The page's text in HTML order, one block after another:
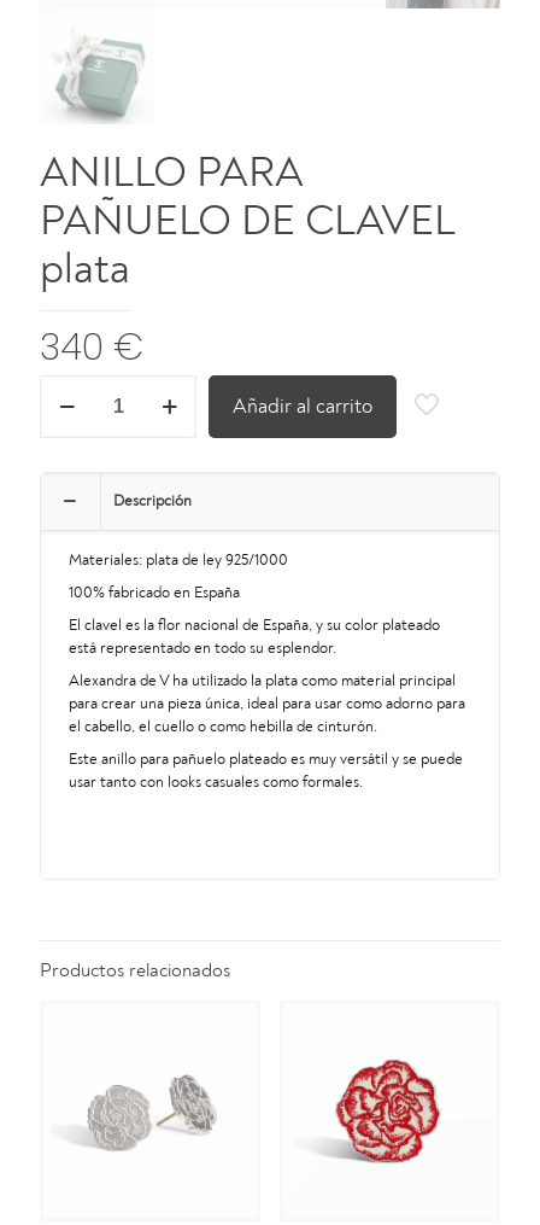
ANILLO PARA
PAÑUELO DE CLAVEL
plata
340 €
PARA
plata
Añadir al carrito
Descripción
Materiales: plata de ley 925/1000
100% fabricado en España
El clavel es la flor nacional de España, y su color plateado
está representado en todo su esplendor.
Alexandra de V ha utilizado la plata como material principal
para crear una pieza única, ideal para usar como adorno para
el cabello, el cuello o como hebilla de cinturón.
Este anillo para pañuelo plateado es muy versátil y se puede
usar tanto con looks casuales como formales.
Productos relacionados